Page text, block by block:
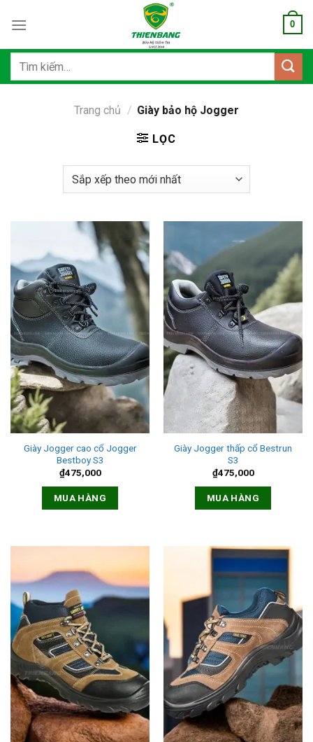
qua
dung
0
Tìm
Trang chủ / Giày bảo hộ Jogger
LỌC
Giày Jogger cao cổ Jogger
Bestboy S3
₫475,000
MUA HÀNG
Giày Jogger thấp cổ Bestrun
S3
₫475,000
MUA HÀNG